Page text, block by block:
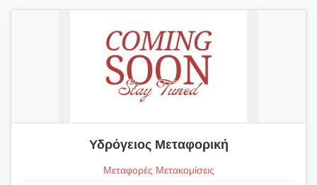
Υδρόγειος Μεταφορική
Μεταφορές Μετακομίσεις